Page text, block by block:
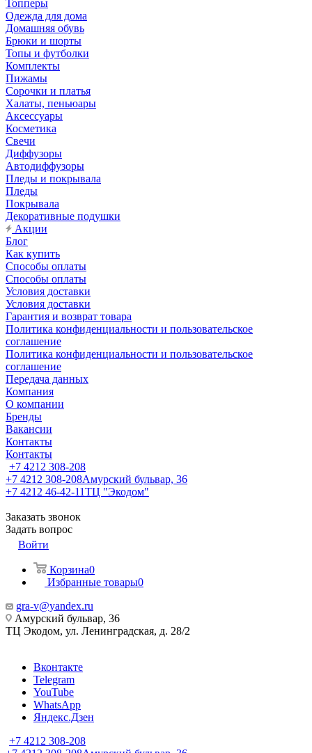
Топперы
Одежда для дома
Домашняя обувь
Брюки и шорты
Топы и футболки
Комплекты
Пижамы
Сорочки и платья
Халаты, пеньюары
Аксессуары
Косметика
Свечи
Диффузоры
Автодиффузоры
Пледы и покрывала
Пледы
Покрывала
Декоративные подушки
Акции
Блог
Как купить
Способы оплаты
Способы оплаты
Условия доставки
Условия доставки
Гарантия и возврат товара
Политика конфиденциальности и пользовательское
соглашение
Политика конфиденциальности и пользовательское
соглашение
Передача данных
Компания
О компании
Бренды
Вакансии
Контакты
Контакты
+7 4212 308-208
+7 4212 308-208Амурский бульвар, 36
+7 4212 46-42-11ТЦ "Экодом"
Заказать звонок
Задать вопрос
Войти
Корзина0
Избранные товары0
gra-v@yandex.ru
Амурский бульвар, 36
ТЦ Экодом, ул. Ленинградская, д. 28/2
Вконтакте
Telegram
YouTube
WhatsApp
Яндекс.Дзен
+7 4212 308-208